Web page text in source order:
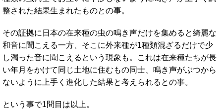
整された結果生まれたものとの事。
その証拠に日本の在来種の虫の鳴き声だけを集めると綺麗な
和音に聞こえる一方、そこに外来種が1種類混ざるだけで少
し濁った音に聞こえるという現象も。これは在来種たちが長
い年月をかけて同じ土地に住むもの同士、鳴き声がぶつから
ないように上手く進化した結果と考えられるとの事。
という事で1問目は以上。